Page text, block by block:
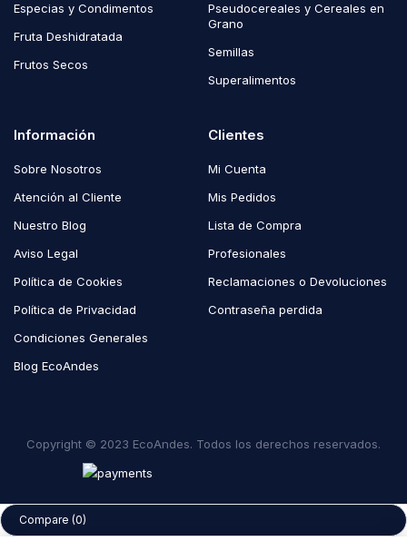
Especias y Condimentos
Fruta Deshidratada
Frutos Secos
Pseudocereales y Cereales en
Grano
Semillas
Superalimentos
Información
Sobre Nosotros
Atención al Cliente
Nuestro Blog
Aviso Legal
Política de Cookies
Política de Privacidad
Condiciones Generales
Blog EcoAndes
Clientes
Mi Cuenta
Mis Pedidos
Lista de Compra
Profesionales
Reclamaciones o Devoluciones
Contraseña perdida
Copyright © 2023 EcoAndes. Todos los derechos reservados.
Compare (0)